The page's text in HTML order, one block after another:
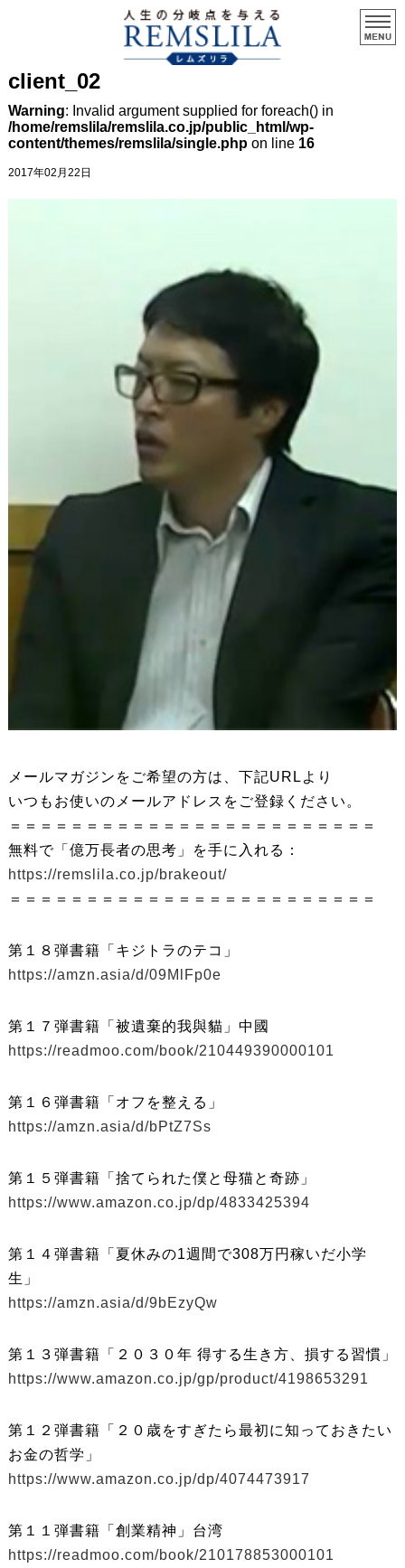
client_02
Warning: Invalid argument supplied for foreach() in
/home/remslila/remslila.co.jp/public_html/wp-
content/themes/remslila/single.phpon line 16
2017年02月22日
メールマガジンをご希望の方は、下記URLより
いつもお使いのメールアドレスをご登録ください。
＝＝＝＝＝＝＝＝＝＝＝＝＝＝＝＝＝＝＝＝＝＝＝＝
無料で「億万長者の思考」を手に入れる：
https://remslila.co.jp/brakeout/
＝＝＝＝＝＝＝＝＝＝＝＝＝＝＝＝＝＝＝＝＝＝＝＝
第１８弾書籍「キジトラのテコ」
https://amzn.asia/d/09MlFp0e
第１７弾書籍「被遺棄的我與貓」中國
https://readmoo.com/book/210449390000101
第１６弾書籍「オフを整える」
https://amzn.asia/d/bPtZ7Ss
第１５弾書籍「捨てられた僕と母猫と奇跡」
https://www.amazon.co.jp/dp/4833425394
第１４弾書籍「夏休みの1週間で308万円稼いだ小学
生」
https://amzn.asia/d/9bEzyQw
第１３弾書籍「２０３０年 得する生き方、損する習慣」
https://www.amazon.co.jp/gp/product/4198653291
第１２弾書籍「２０歳をすぎたら最初に知っておきたい
お金の哲学」
https://www.amazon.co.jp/dp/4074473917
第１１弾書籍「創業精神」台湾
https://readmoo.com/book/210178853000101